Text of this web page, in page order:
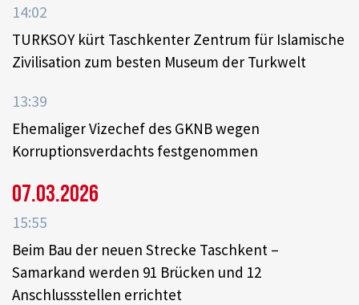
14:02
TURKSOY kürt Taschkenter Zentrum für Islamische
Zivilisation zum besten Museum der Turkwelt
13:39
Ehemaliger Vizechef des GKNB wegen
Korruptionsverdachts festgenommen
07.03.2026
15:55
Beim Bau der neuen Strecke Taschkent –
Samarkand werden 91 Brücken und 12
Anschlussstellen errichtet